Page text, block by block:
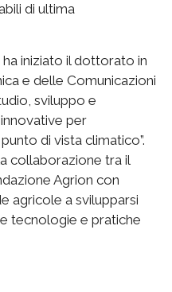
di ultima
iniziato il dottorato in
e delle Comunicazioni
sviluppo e
per
di vista climatico”.
collaborazione tra il
Agrion con
agricole a svilupparsi
tecnologie e pratiche